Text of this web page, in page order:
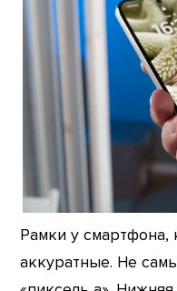
Рамки у смартфона,
аккуратные. Не